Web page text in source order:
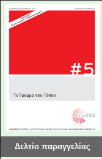
Δελτίο παραγγελίας